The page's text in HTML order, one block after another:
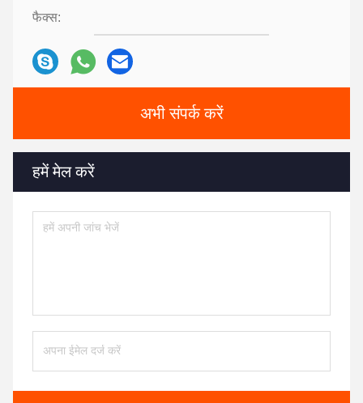
फैक्स:
अभी संपर्क करें
हमें मेल करें